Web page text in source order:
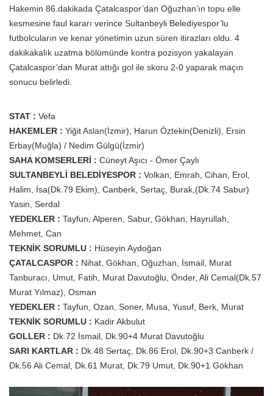
Hakemin 86.dakikada Çatalcaspor’dan Oğuzhan’ın topu elle
kesmesine faul kararı verince Sultanbeyli Belediyespor’lu
futbolcuların ve kenar yönetimin uzun süren itirazları oldu. 4
dakikakalık uzatma bölümünde kontra pozisyon yakalayan
Çatalcaspor’dan Murat attığı gol ile skoru 2-0 yaparak maçın
sonucu belirledi.
STAT : Vefa
HAKEMLER : Yiğit Aslan(İzmir), Harun Öztekin(Denizli), Ersin
Erbay(Muğla) / Nedim Gülgü(İzmir)
SAHA KOMSERLERİ : Cüneyt Aşıcı - Ömer Çaylı
SULTANBEYLİ BELEDİYESPOR : Volkan, Emrah, Cihan, Erol,
Halim, İsa(Dk.79 Ekim), Canberk, Sertaç, Burak,(Dk.74 Sabur)
Yasin, Serdal
YEDEKLER : Tayfun, Alperen, Sabur, Gökhan, Hayrullah,
Mehmet, Can
TEKNİK SORUMLU : Hüseyin Aydoğan
ÇATALCASPOR : Nihat, Gökhan, Oğuzhan, İsmail, Murat
Tanburacı, Umut, Fatih, Murat Davutoğlu, Önder, Ali Cemal(Dk.57
Murat Yılmaz), Osman
YEDEKLER : Tayfun, Ozan, Soner, Musa, Yusuf, Berk, Murat
TEKNİK SORUMLU : Kadir Akbulut
GOLLER : Dk.72 İsmail, Dk.90+4 Murat Davutoğlu
SARI KARTLAR : Dk.48 Sertaç, Dk.86 Erol, Dk.90+3 Canberk /
Dk.56 Ali Cemal, Dk.61 Murat, Dk.79 Umut, Dk.90+1 Gökhan